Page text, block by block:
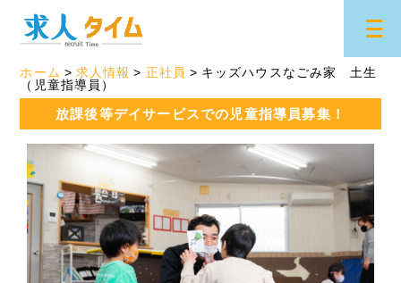
ホーム 求人情報 正社員
キッズハウスなごみ家 土生
（児童指導員）
放課後等デイサービスでの児童指導員募集！